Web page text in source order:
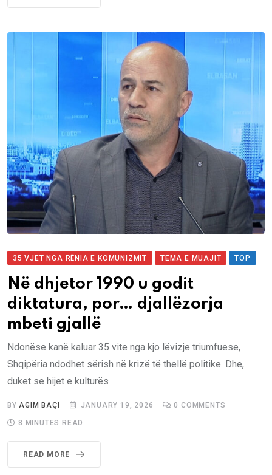
35 VJET NGA RËNIA E KOMUNIZMIT TEMA E MUAJIT TOP
Në dhjetor 1990 u godit
diktatura, por… djallëzorja
mbeti gjallë
Ndonëse kanë kaluar 35 vite nga kjo lëvizje triumfuese,
Shqipëria ndodhet sërish në krizë të thellë politike. Dhe,
duket se hijet e kulturës
BY AGIM BAÇI JANUARY 19, 2026 0 COMMENTS
8 MINUTES READ
READ MORE